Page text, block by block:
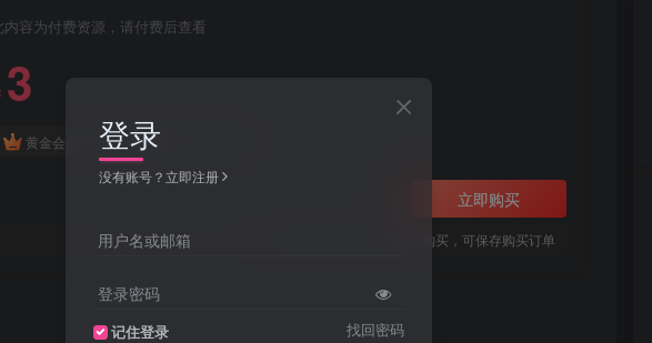
内容为付费资源，请付费后查看
3
黄金会员 免费
立即购买
您当前未登录！建议登陆后购买，可保存购买订单
登录
没有账号？立即注册
用户名或邮箱
登录密码
记住登录 找回密码